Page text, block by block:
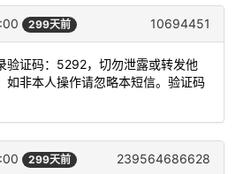
299天前 10694451
验证码：5292，切勿泄露或转发他
如非本人操作请忽略本短信。验证码
299天前 239564686628